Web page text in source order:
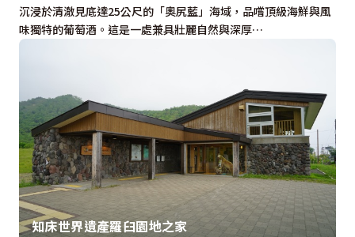
沉浸於清澈見底達25公尺的「奧尻藍」海域，品嚐頂級海鮮與風
味獨特的葡萄酒。這是一處兼具壯麗自然與深厚…
知床世界遺產羅臼園地之家